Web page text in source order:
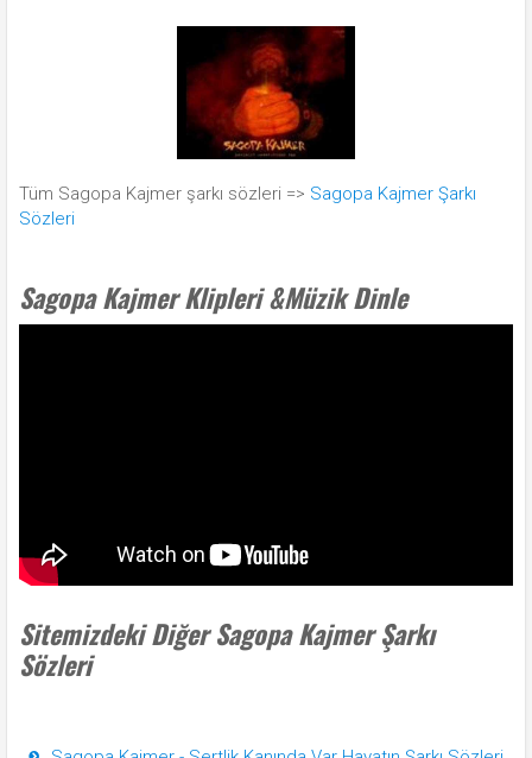
Tüm Sagopa Kajmer şarkı sözleri => Sagopa Kajmer Şarkı
Sözleri
Sagopa Kajmer Klipleri &Müzik Dinle
Sitemizdeki Diğer Sagopa Kajmer Şarkı
Sözleri